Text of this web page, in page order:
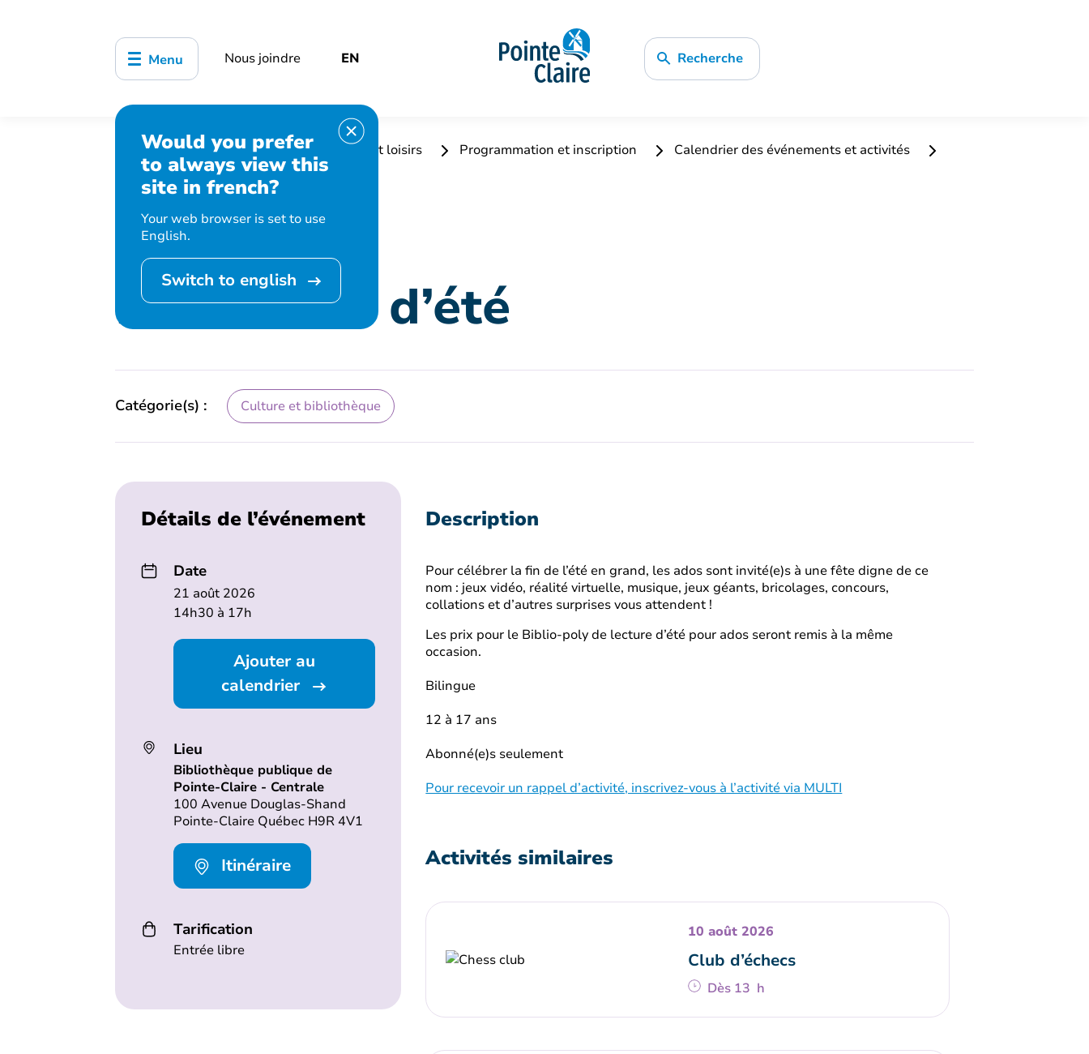
Menu Nous joindre EN Recherche
Would you prefer
to always view this
site in french?
Your web browser is set to use
English.
Switch to english
Accueil Bibliothèque, culture, sports et loisirs Programmation et inscription
Calendrier des événements et activités
Fête de fin d’été
Fête de fin d’été
Catégorie(s) : Culture et bibliothèque
Détails de l’événement
Date
21 août 2026
14h30 à 17h
Ajouter au
calendrier
Lieu
Bibliothèque publique de
Pointe-Claire - Centrale
100 Avenue Douglas-Shand
Pointe-Claire Québec H9R 4V1
Itinéraire
Tarification
Entrée libre
Description
Pour célébrer la fin de l’été en grand, les ados sont invité(e)s à une fête digne de ce
nom : jeux vidéo, réalité virtuelle, musique, jeux géants, bricolages, concours,
collations et d’autres surprises vous attendent !
Les prix pour le Biblio-poly de lecture d’été pour ados seront remis à la même
occasion.
Bilingue
12 à 17 ans
Abonné(e)s seulement
Pour recevoir un rappel d’activité, inscrivez-vous à l’activité via MULTI
Activités similaires
10 août 2026
Club d’échecs
Dès 13 h